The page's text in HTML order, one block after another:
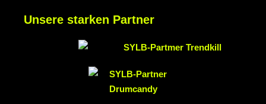
Unsere starken Partner